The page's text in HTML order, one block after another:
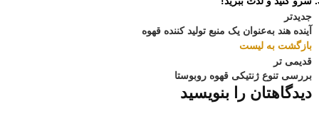
جدیدتر
آینده هند به‌عنوان یک منبع تولید کننده قهوه
بازگشت به لیست
قدیمی تر
بررسی تنوع ژنتیکی قهوه روبوستا
دیدگاهتان را بنویسید